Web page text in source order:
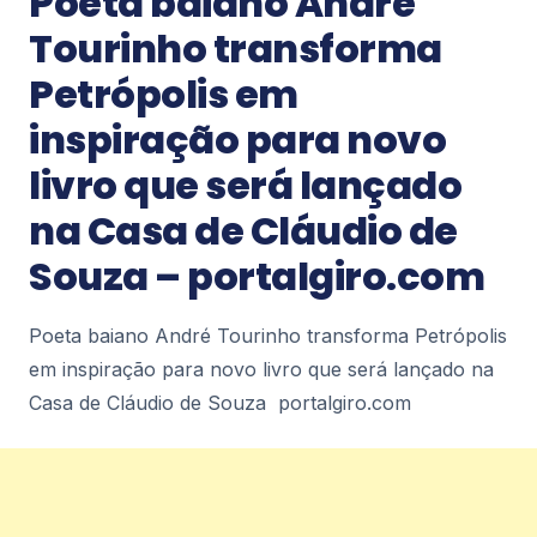
tradição junina e solidariedade em Nova
Iguaçu ErreJota Notícias
2
Rio suspende aulas por previsão de
ventos fortes e Petrópolis entra em
estágio de observação – Diário de
Petrópolis
e Petrópolis entra em estágio de
observação Diário de Petrópolis
Notícias
INTENSO E MUDANÇA BRUSCA NO TEMPO
Tourinho transforma
Petrópolis em
inspiração para novo
livro que será lançado
na Casa de Cláudio de
Souza – portalgiro.com
Poeta baiano André Tourinho transforma Petrópolis
em inspiração para novo livro que será lançado na
Casa de Cláudio de Souza portalgiro.com